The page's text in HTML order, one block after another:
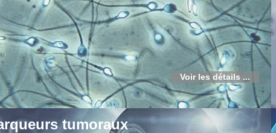
Voir les détails ...
tumoraux